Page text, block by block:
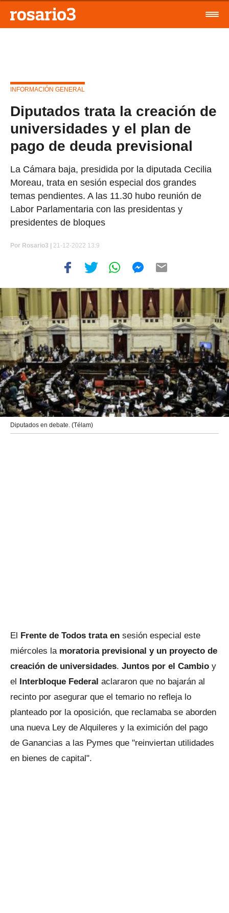
INFORMACIÓN GENERAL
Diputados trata la creación de
universidades y el plan de
pago de deuda previsional
La Cámara baja, presidida por la diputada Cecilia
Moreau, trata en sesión especial dos grandes
temas pendientes. A las 11.30 hubo reunión de
Labor Parlamentaria con las presidentas y
presidentes de bloques
Por Rosario3 | 21-12-2022 13:9
Diputados en debate. (Télam)
El Frente de Todos trata en sesión especial este
miércoles lamoratoria previsional y un proyecto de
creación de universidades. Juntos por el Cambio y
el Interbloque Federal aclararon que no bajarán al
recinto por asegurar que el temario no refleja lo
planteado por la oposición, que reclamaba se aborden
una nueva Ley de Alquileres y la eximición del pago
de Ganancias a las Pymes que "reinviertan utilidades
en bienes de capital".